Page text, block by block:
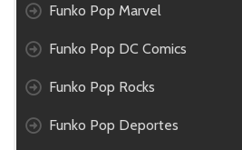
Funko Pop Marvel
Funko Pop DC Comics
Funko Pop Rocks
Funko Pop Deportes